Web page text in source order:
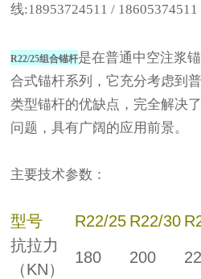
线:18953724511 / 18605374511
R22/25组合锚杆是在普通中空注浆
合式锚杆系列，它充分考虑到
类型锚杆的优缺点，完全解决
问题，具有广阔的应用前景。
主要技术参数：
型号 R22/25 R22/30
抗拉力
（KN）
180 200